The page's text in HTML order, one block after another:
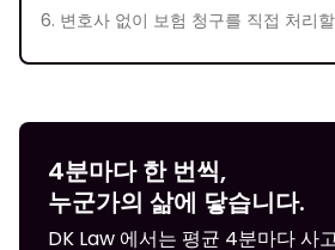
6. 변호사 없이 보험 청구를 직접 처리
4분마다 한 번씩,
누군가의 삶에 닿습니다.
DK Law 에서는 평균 4분마다 사